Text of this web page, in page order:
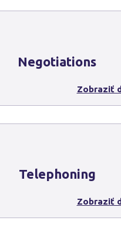
Negotiations
Zobraziť
Telephoning
Zobraziť